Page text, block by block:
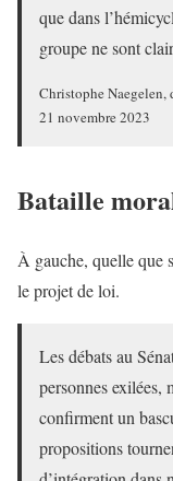
que dans
groupe ne sont
Christophe Naegelen,
21 novembre 2023
Bataille
À gauche, quelle que
le projet de loi.
Les débats au
personnes exilées,
confirment un
propositions